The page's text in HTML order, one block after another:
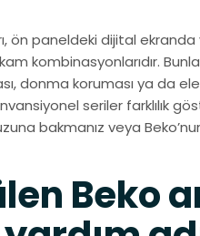
ön paneldeki dijital
kombinasyonlarıdır.
donma koruması ya da
seriler farklılık
bakmanız veya
Beko